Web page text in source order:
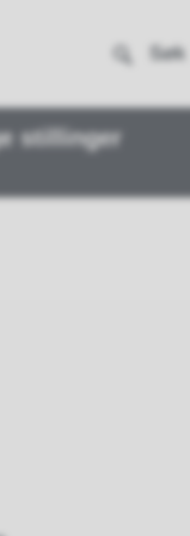
Søk
stillinger